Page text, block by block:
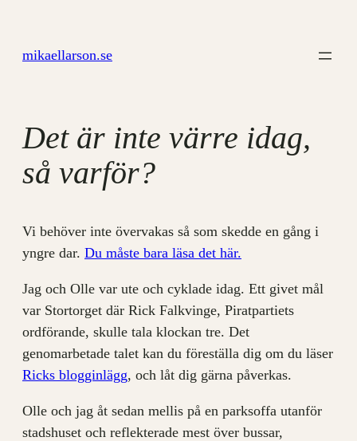
innehåll
mikaellarson.se
Det är inte värre idag,
så varför?
Vi behöver inte övervakas så som skedde en gång i
yngre dar. Du måste bara läsa det här.
Jag och Olle var ute och cyklade idag. Ett givet mål
var Stortorget där Rick Falkvinge, Piratpartiets
ordförande, skulle tala klockan tre. Det
genomarbetade talet kan du föreställa dig om du läser
Ricks blogginlägg, och låt dig gärna påverkas.
Olle och jag åt sedan mellis på en parksoffa utanför
stadshuset och reflekterade mest över bussar,